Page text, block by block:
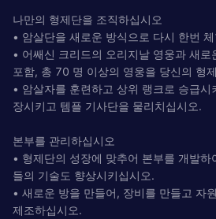
나만의 형제단을 조직하십시오
• 암살단을 새로운 방식으로 다시 한번
• 어쌔신 크리드의 오리지날 영웅과 새
포함, 총 70 명 이상의 영웅을 당신의 형
• 암살자를 훈련하고 상위 랭크로 승급시
장시키고 템플 기사단을 물리치십시오.
본부를 관리하십시오
• 형제단의 성장에 맞추어 본부를 개발
들의 기술도 향상시키십시오.
• 새로운 방을 만들어, 장비를 만들고 자
제조하십시오.